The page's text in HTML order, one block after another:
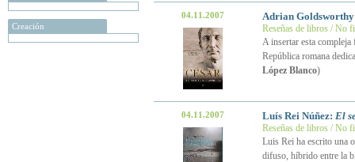
Creación
04.11.2007 Adrian
Reseñas de libros / No
A insertar esta compleja
República romana
López Blanco)
04.11.2007 Luís Rei Núñez: El
Reseñas de libros / No
Luis Rei ha escrito una
difuso, híbrido entre la